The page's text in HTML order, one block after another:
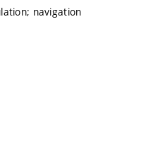
navigation